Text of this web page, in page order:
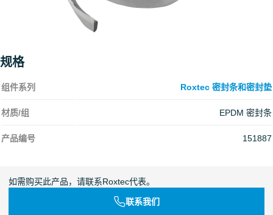
规格
组件系列 Roxtec 密封条和密封垫
材质/组 EPDM 密封条
产品编号 151887
如需购买此产品，请联系Roxtec代表。
联系我们